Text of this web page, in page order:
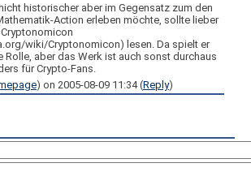
historischer aber im Gegensatz zum den
Action erleben möchte, sollte lieber
wiki/Cryptonomicon) lesen. Da spielt er
Rolle, aber das Werk ist auch sonst durchaus
für Crypto-Fans.
) on 2005-08-09 11:34(Reply)